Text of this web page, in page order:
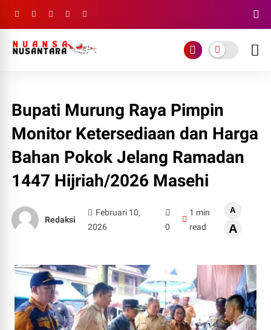
Bupati Murung Raya Pimpin
Monitor Ketersediaan dan Harga
Bahan Pokok Jelang Ramadan
1447 Hijriah/2026 Masehi
Redaksi
Februari 10,
2026
0
1 min
read
A
A